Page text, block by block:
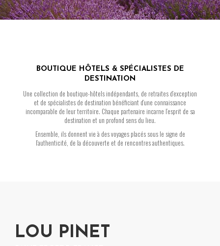
BOUTIQUE HÔTELS & SPÉCIALISTES DE
DESTINATION
Une collection de boutique-hôtels indépendants, de retraites d’exception
et de spécialistes de destination bénéficiant d’une connaissance
incomparable de leur territoire. Chaque partenaire incarne l’esprit de sa
destination et un profond sens du lieu.
Ensemble, ils donnent vie à des voyages placés sous le signe de
l’authenticité, de la découverte et de rencontres authentiques.
LOU PINET